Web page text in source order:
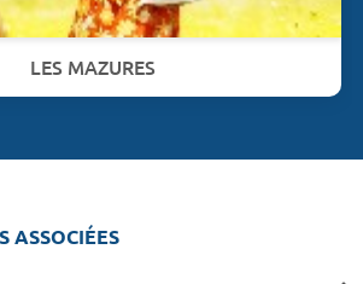
LES MAZURES
ASSOCIÉES